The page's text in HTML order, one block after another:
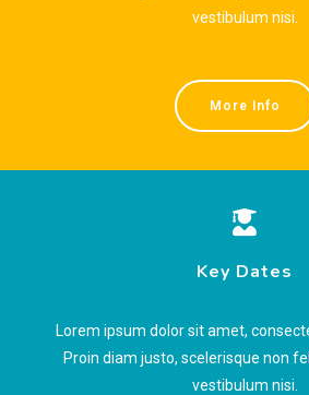
vestibulum nisi.
More Info
Key Dates
Lorem ipsum dolor sit amet,
Proin diam justo, scelerisque non
vestibulum nisi.